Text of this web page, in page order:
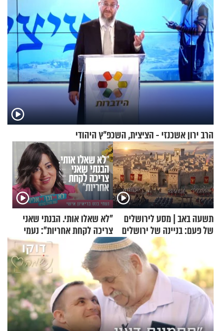
הרב ירון אשכנזי - הציצית, השכפ"ץ היהודי
תשעה באב | מסע לירושלים
של פעם: בניינה של ירושלים
"לא שאלו אותי. הבנתי שאני
צריכה לקחת אחריות": נעמי
בנט בריאיון אישי